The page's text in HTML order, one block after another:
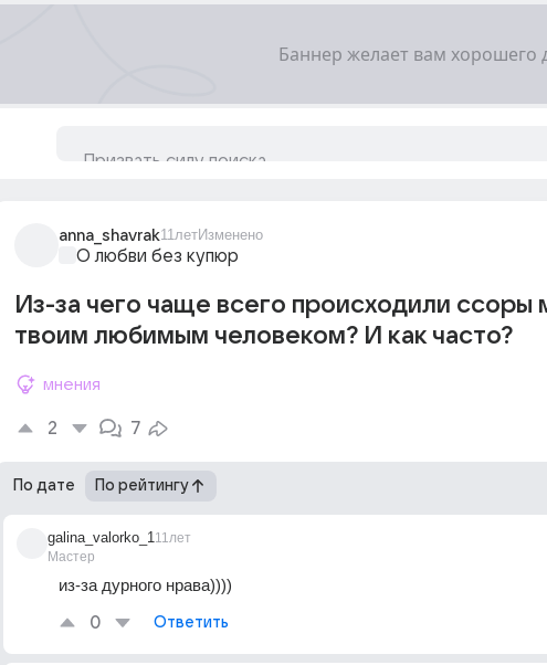
anna_shavrak11летИзменено
О любви без купюр
Из-за чего чаще всего происходили ссоры
твоим любимым человеком? И как часто?
мнения
2 7
По дате По рейтингу
galina_valorko_1
Мастер
11лет
из-за дурного нрава))))
0 Ответить